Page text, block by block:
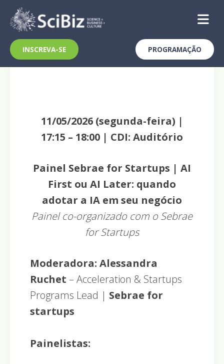
content
INSCREVA-SE PROGRAMAÇÃO
11/05/2026 (segunda-feira) |
17:15 – 18:00 | CDI: Auditório
Painel Sebrae for Startups | AI
First ou AI Later: quando
adotar a IA em seu negócio
Painel co-organizado com o Sebrae
for Startups
Moderadora: Alessandra
Ruchet – Acceleration & Startups
Programs Lead | Sebrae for
startups
Painelistas: